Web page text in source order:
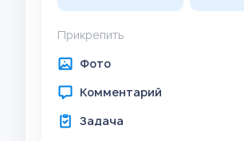
Прикрепить
Фото
Комментарий
Задача